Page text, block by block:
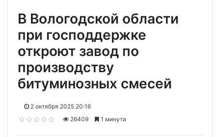
В Вологодской области
при господдержке
откроют завод по
производству
битуминозных смесей
2 октября 2025 20:16
26409
1 минута